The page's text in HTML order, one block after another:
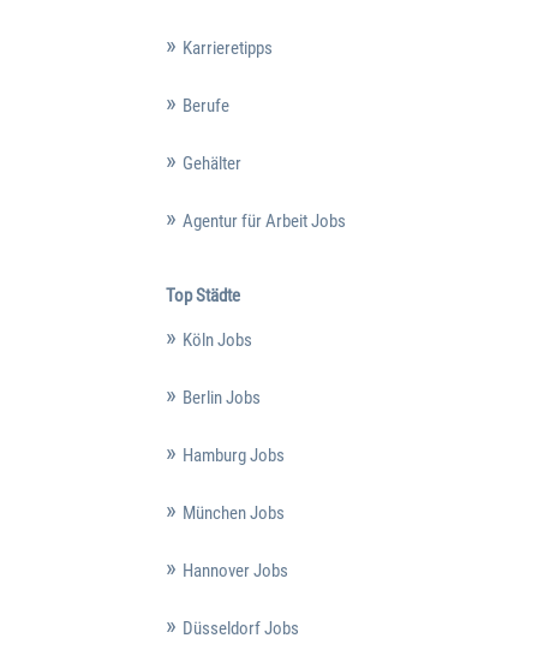
Karrieretipps
Berufe
Gehälter
Agentur für Arbeit Jobs
Top Städte
Köln Jobs
Berlin Jobs
Hamburg Jobs
München Jobs
Hannover Jobs
Düsseldorf Jobs